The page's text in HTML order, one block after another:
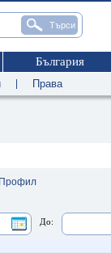
България
Права
Профил
До: